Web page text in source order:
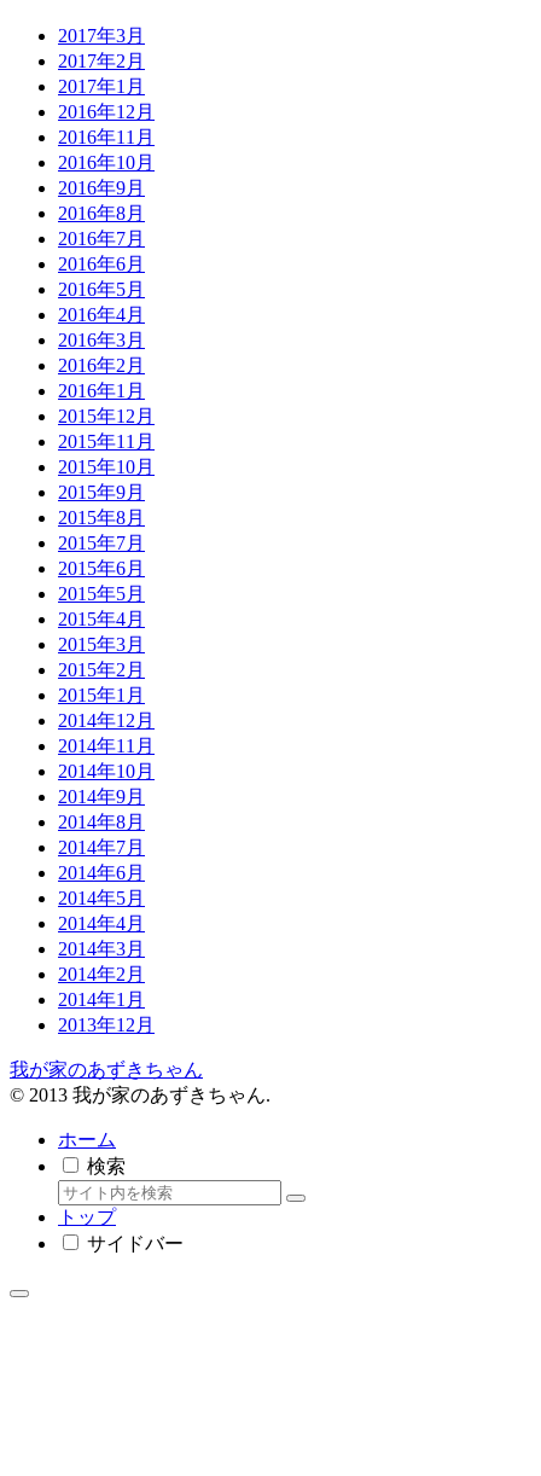
2017年3月
2017年2月
2017年1月
2016年12月
2016年11月
2016年10月
2016年9月
2016年8月
2016年7月
2016年6月
2016年5月
2016年4月
2016年3月
2016年2月
2016年1月
2015年12月
2015年11月
2015年10月
2015年9月
2015年8月
2015年7月
2015年6月
2015年5月
2015年4月
2015年3月
2015年2月
2015年1月
2014年12月
2014年11月
2014年10月
2014年9月
2014年8月
2014年7月
2014年6月
2014年5月
2014年4月
2014年3月
2014年2月
2014年1月
2013年12月
我が家のあずきちゃん
© 2013 我が家のあずきちゃん.
ホーム
検索
トップ
サイドバー